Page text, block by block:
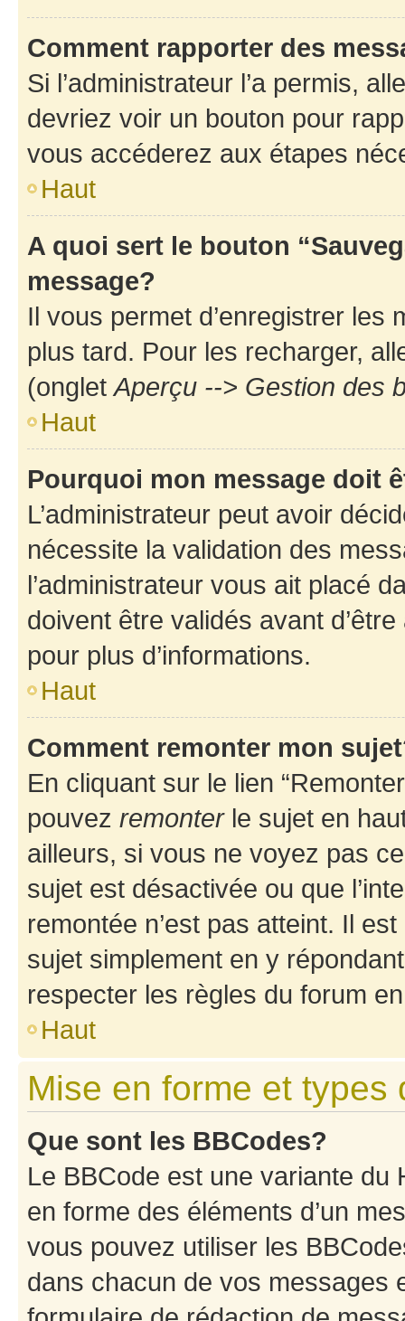
Comment rapporter des
Si l’administrateur l’a permis,
devriez voir un bouton pour
vous accéderez aux étapes
Haut
A quoi sert le bouton
message?
Il vous permet d’enregistrer
plus tard. Pour les recharger,
(ongletAperçu --> Gestion des
Haut
Pourquoi mon message doit
L’administrateur peut avoir
nécessite la validation des
l’administrateur vous ait placé
doivent être validés avant
pour plus d’informations.
Haut
Comment remonter mon
En cliquant sur le lien
pouvez remonterle sujet en
ailleurs, si vous ne voyez pas
sujet est désactivée ou que
remontée n’est pas atteint. Il
sujet simplement en y
respecter les règles du forum
Haut
Mise en forme et types
Que sont les BBCodes?
Le BBCode est une variante du
en forme des éléments d’un
vous pouvez utiliser les
dans chacun de vos messages